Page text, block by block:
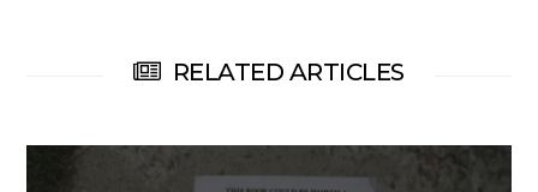
RELATED ARTICLES